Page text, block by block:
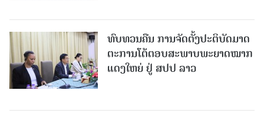
ທົບທວນຄືນ ການຈັດຕັ້ງປະຕິບັດມາດ
ຕະການໂຕ້ຕອບສະພາບພະຍາດໝາກ
ແດງໃຫຍ່ ຢູ່ ສປປ ລາວ